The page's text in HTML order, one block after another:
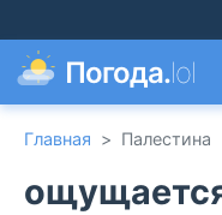
Погода.lol
Главная > Палестина